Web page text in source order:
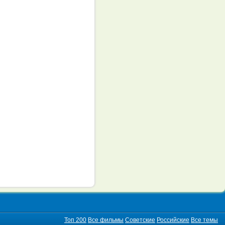
Топ 200 Все фильмы Советские Российские Все темы